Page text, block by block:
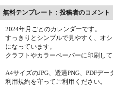
無料テンプレート：投稿者のコメント
2024年月ごとのカレンダーです。
すっきりとシンプルで見やすく、オ
になっています。
クラフトやカラーペーパーに印刷して
A4サイズのJPG、透過PNG、PDFデー
利用規約を守ってご利用ください。